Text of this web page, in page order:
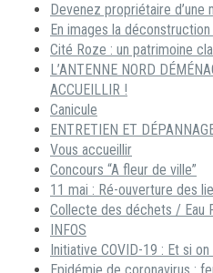
Devenez propriétaire d’une
En images la
Cité Roze : un patrimoine
L’ANTENNE NORD
ACCUEILLIR !
Canicule
ENTRETIEN ET
Vous accueillir
Concours “A fleur de ville”
11 mai : Ré-ouverture des
Collecte des déchets / Eau
INFOS
Initiative COVID-19 : Et si